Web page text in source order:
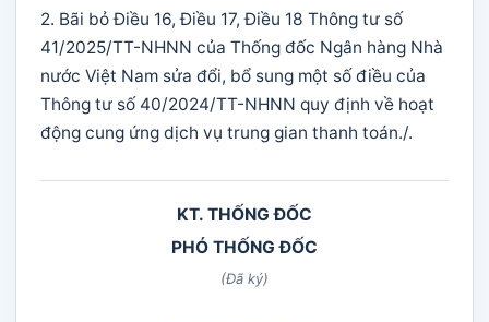
2. Bãi bỏ Điều 16, Điều 17, Điều 18 Thông tư số
41/2025/TT-NHNN của Thống đốc Ngân hàng Nhà
nước Việt Nam sửa đổi, bổ sung một số điều của
Thông tư số 40/2024/TT-NHNN quy định về hoạt
động cung ứng dịch vụ trung gian thanh toán./.
KT. THỐNG ĐỐC
PHÓ THỐNG ĐỐC
(Đã ký)